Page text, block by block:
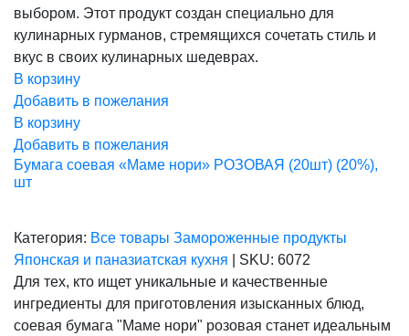
выбором. Этот продукт создан специально для
кулинарных гурманов, стремящихся сочетать стиль и
вкус в своих кулинарных шедеврах.
В корзину
Добавить в пожелания
В корзину
Добавить в пожелания
Бумага соевая «Маме нори» РОЗОВАЯ (20шт) (20%),
шт
Категория: Все товары Замороженные продукты
Японская и паназиатская кухня
SKU: 6072
Для тех, кто ищет уникальные и качественные
ингредиенты для приготовления изысканных блюд,
соевая бумага "Маме нори" розовая станет идеальным